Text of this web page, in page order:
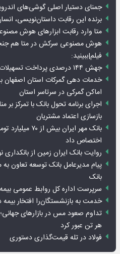
جمنای دستیار اصلی گوشی‌های
برنده این رقابت داستان‌نویسی،
متا وارد رقابت ابزارهای هوش
هوش مصنوعی سرکش در متا هم
فیلم|ببینید:
جهش ۱۴۴ درصدی پرداخت تسهیلات مکانیزاسیون توسط بانک کشاورزی
خدمات دهی گمرکات استان اصفهان
اماکن گمرکی در سرتاسر استان
اجرای برنامه تحول بانک با تمرکز بر
بازسازی اعتماد مشتریان
بانک مهر ایران
اختصاص داد
روایت بانک ایران زمین از
بانک
سرپرست اداره کل روابط عمومی
خدمت به بازنشستگان‌را افتخار
هر تن عبور کرد
فولاد در تله قیمت‌گذاری دستوری